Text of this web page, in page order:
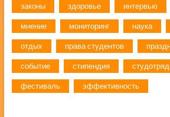
законы здоровье интервью
мнение мониторинг наука
отдых права студентов
событие стипендия
фестиваль эффективность